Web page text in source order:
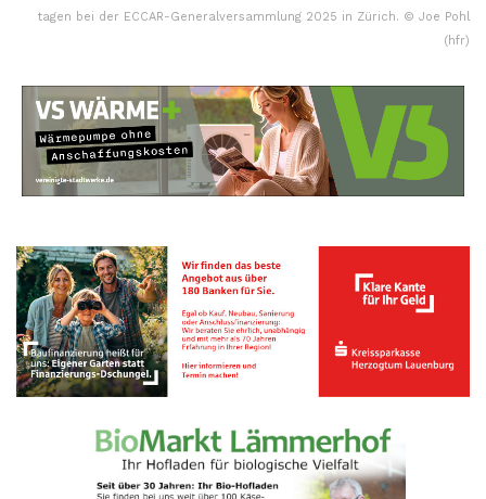
tagen bei der ECCAR-Generalversammlung 2025 in Zürich. © Joe Pohl
(hfr)